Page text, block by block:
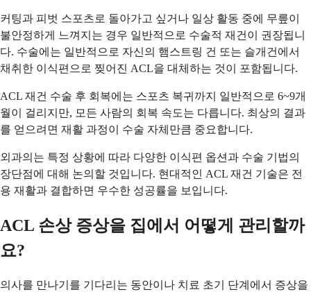
커팅과 피벗 스포츠로 돌아가고 싶거나 일상 활동 중에 무릎이
불안정하게 느껴지는 경우 일반적으로 수술적 재건이 권장됩니
다. 수술에는 일반적으로 자신의 햄스트링 건 또는 슬개건에서
채취한 이식편으로 찢어진 ACL을 대체하는 것이 포함됩니다.
ACL 재건 수술 후 회복에는 스포츠 복귀까지 일반적으로 6~9개
월이 걸리지만, 모든 사람의 회복 속도는 다릅니다. 최상의 결과
를 얻으려면 재활 과정이 수술 자체만큼 중요합니다.
외과의는 특정 상황에 따라 다양한 이식편 옵션과 수술 기법의
장단점에 대해 논의할 것입니다. 현대적인 ACL 재건 기술은 전
용 재활과 결합하면 우수한 성공률을 보입니다.
ACL 손상 증상을 집에서 어떻게 관리할까
요?
의사를 만나기를 기다리는 동안이나 치료 초기 단계에서 증상을